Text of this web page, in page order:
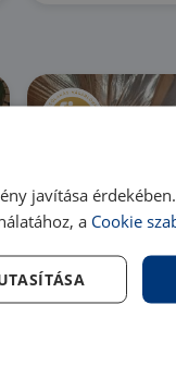
8154 Polgárdi
javítása
a Cookie